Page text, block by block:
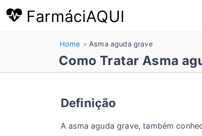
FarmáciAQUI
Home Asma aguda grave
Como Tratar Asma
Definição
A asma aguda grave, também